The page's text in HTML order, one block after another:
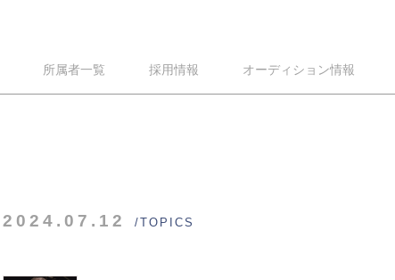
所属者一覧 採用情報 オーディション情報
2024.07.12 /TOPICS